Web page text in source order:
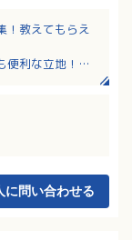
！教えてもらえ
便利な立地！交
働く環境の充
！
月分
に問い合わせる